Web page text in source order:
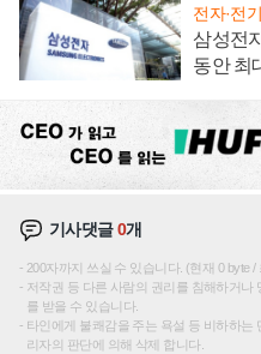
전자·전
삼성전
동안 최
기사댓글0개
200자까지 쓰실 수 있습니다. (현재 0 byte /
저작권 등 다른 사람의 권리를 침해하거나
를 받을 수 있습니다.
타인에게 불쾌감을 주는 욕설 등 비하하
리자의 판단에 의해 삭제 합니다.